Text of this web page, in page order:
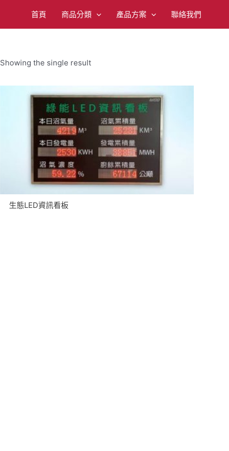
首頁 商品分類 產品方案 聯絡我們
Showing the single result
生態LED資訊看板